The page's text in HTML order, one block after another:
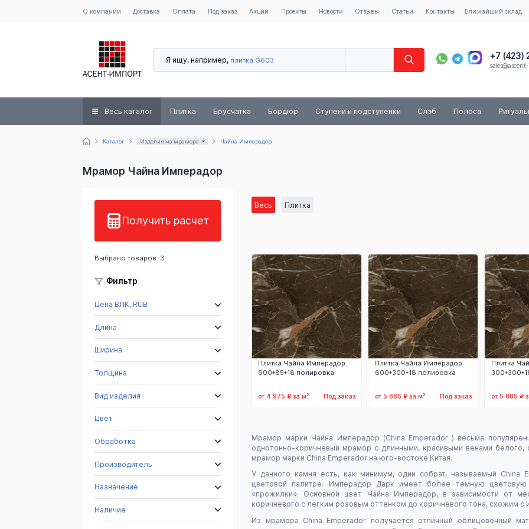
О компании Доставка Оплата Под заказ Акции Проекты Новости Отзывы Статьи Контакты Ближайший склад
Я ищу, например, плитка G603
+7 (423)
8 (800)
Весь каталог Плитка Брусчатка Бордюр Ступени и подступенки Слэб Полоса
Каталог Изделия из мрамора Чайна Имперадор
Мрамор Чайна Имперадор
Получить расчет
Выбрано товаров: 3
Фильтр
Цена ВЛК, RUB
Длина
Ширина
Толщина
Вид изделия
Цвет
Обработка
Производитель
Назначение
Наличие
Весь Плитка
Плитка Чайна Имперадор
600*85*18 полировка
от 4 975 ₽ за м² Под заказ
Плитка Чайна Имперадор
600*300*18 полировка
от 5 885 ₽ за м² Под заказ
Плитка
от 5 885 ₽
Мрамор марки Чайна Имперадор (China Emperador ) весьма
однотонно-коричневый мрамор с длинными, красивыми венами белого,
мрамор марки China Emperador на юго-востоке Китая.
У данного камня есть, как минимум, один собрат, называемый China
цветовой палитре. Имперадор Дарк имеет более темную
«прожилки». Основной цвет Чайна Имперадор, в зависимости от
коричневого с легким розовым оттенком до коричневого тона, схожим с
Из мрамора China Emperador получается отличный облицовочный